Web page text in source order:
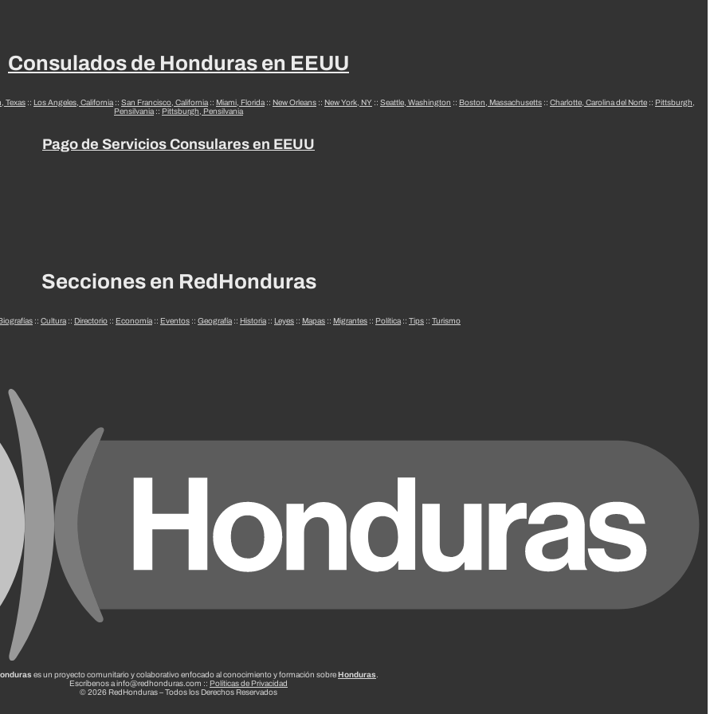
Consulados de Honduras en EEUU
Texas :: Los Angeles, California :: San Francisco, California :: Miami, Florida :: New Orleans :: New York, NY :: Seattle, Washington :: Boston, Massachusetts :: Charlotte, Carolina del Norte :: Pittsburgh,
Pensilvania :: Pittsburgh, Pensilvania
Pago de Servicios Consulares en EEUU
Secciones en RedHonduras
:: Cultura :: Directorio :: Economía :: Eventos :: Geografía :: Historia :: Leyes :: Mapas :: Migrantes :: Política :: Tips :: Turismo
es un proyecto comunitario y colaborativo enfocado al conocimiento y formación sobre Honduras.
Escríbenos a info@redhonduras.com :: Políticas de Privacidad
© 2026 RedHonduras – Todos los Derechos Reservados